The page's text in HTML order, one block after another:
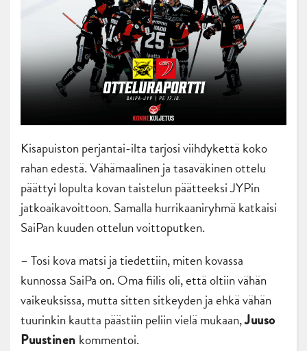
Kisapuiston perjantai-ilta tarjosi viihdykettä koko
rahan edestä. Vähämaalinen ja tasaväkinen ottelu
päättyi lopulta kovan taistelun päätteeksi JYPin
jatkoaikavoittoon. Samalla hurrikaaniryhmä katkaisi
SaiPan kuuden ottelun voittoputken.
– Tosi kova matsi ja tiedettiin, miten kovassa
kunnossa SaiPa on. Oma fiilis oli, että oltiin vähän
vaikeuksissa, mutta sitten sitkeyden ja ehkä vähän
tuurinkin kautta päästiin peliin vielä mukaan,Juuso
Puustinen kommentoi.